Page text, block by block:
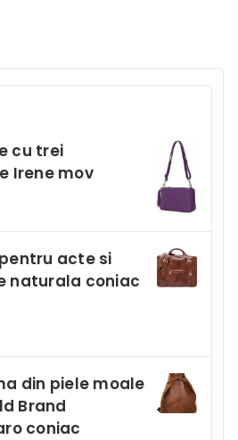
cu trei
Irene mov
acte si
naturala coniac
din piele moale
Brand
coniac